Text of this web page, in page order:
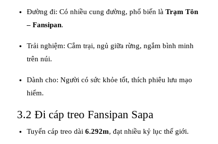
Đường đi: Có nhiều cung đường, phổ biến là Trạm Tôn
– Fansipan.
Trải nghiệm: Cắm trại, ngủ giữa rừng, ngắm bình minh
trên núi.
Dành cho: Người có sức khỏe tốt, thích phiêu lưu mạo
hiểm.
3.2 Đi cáp treo Fansipan Sapa
Tuyến cáp treo dài 6.292m, đạt nhiều kỷ lục thế giới.